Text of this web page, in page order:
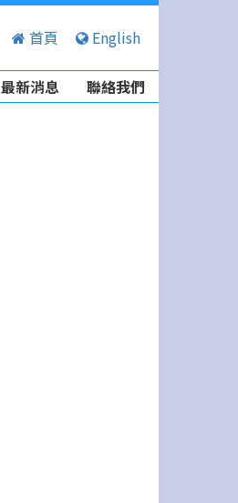
首頁 English
最新消息 聯絡我們